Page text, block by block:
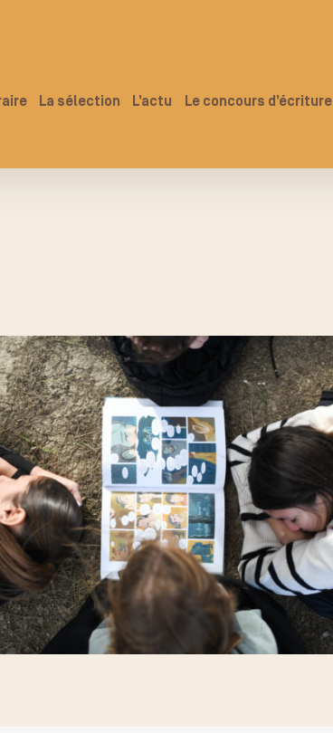
La sélection L’actu Le concours d’écriture